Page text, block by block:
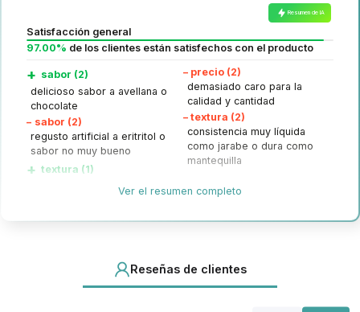
Resumen de IA
Satisfacción general
97.00% de los clientes están satisfechos con el producto
+ sabor (2)
delicioso sabor a avellana o
chocolate
– sabor (2)
regusto artificial a eritritol o
sabor no muy bueno
+ textura (1)
consistencia espesa que se
– precio (2)
demasiado caro para la
calidad y cantidad
– textura (2)
consistencia muy líquida
como jarabe o dura como
mantequilla
Ver el resumen completo
Reseñas de clientes